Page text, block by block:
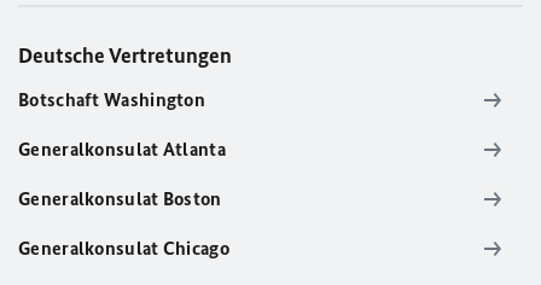
Deutsche Vertretungen
Botschaft Washington
Generalkonsulat Atlanta
Generalkonsulat Boston
Generalkonsulat Chicago